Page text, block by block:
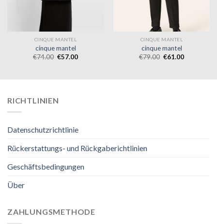
CINQUE MANTEL
cinque mantel
€74.00 €57.00
CINQUE MANTEL
cinque mantel
€79.00 €61.00
RICHTLINIEN
Datenschutzrichtlinie
Rückerstattungs- und Rückgaberichtlinien
Geschäftsbedingungen
Über
ZAHLUNGSMETHODE